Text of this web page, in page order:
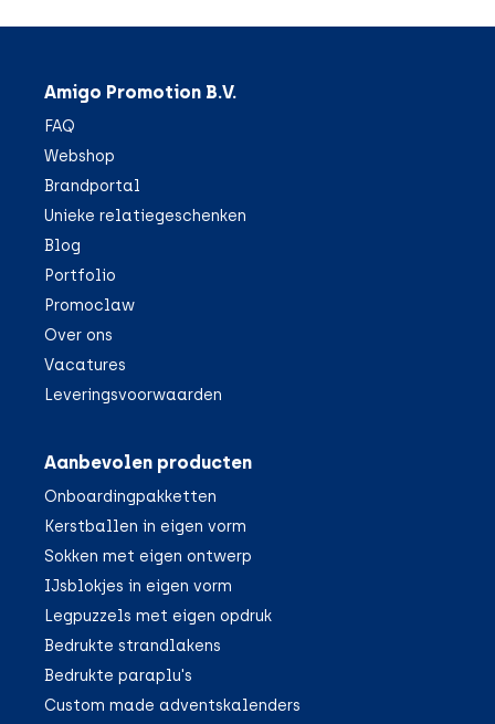
Amigo Promotion B.V.
FAQ
Webshop
Brandportal
Unieke relatiegeschenken
Blog
Portfolio
Promoclaw
Over ons
Vacatures
Leveringsvoorwaarden
Aanbevolen producten
Onboardingpakketten
Kerstballen in eigen vorm
Sokken met eigen ontwerp
IJsblokjes in eigen vorm
Legpuzzels met eigen opdruk
Bedrukte strandlakens
Bedrukte paraplu's
Custom made adventskalenders